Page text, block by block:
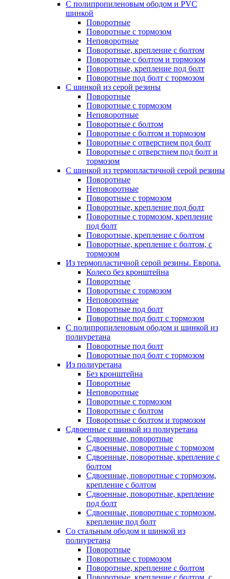
С полипропиленовым ободом и PVC
шинкой
Поворотные
Поворотные с тормозом
Неповоротные
Поворотные, крепление с болтом
Поворотные с болтом и тормозом
Поворотные, крепление под болт
Поворотные под болт с тормозом
С шинкой из серой резины
Поворотные
Поворотные с тормозом
Неповоротные
Поворотные с болтом
Поворотные с болтом и тормозом
Поворотные с отверстием под болт
Поворотные с отверстием под болт и
тормозом
C шинкой из термопластичной серой резины
Поворотные
Неповоротные
Поворотные с тормозом
Поворотные, крепление под болт
Поворотные с тормозом, крепление
под болт
Поворотные, крепление с болтом
Поворотные, крепление с болтом, с
тормозом
Из термопластичной серой резины. Европа.
Колесо без кронштейна
Поворотные
Поворотные с тормозом
Неповоротные
Поворотные под болт
Поворотные под болт с тормозом
С полипропиленовым ободом и шинкой из
полиуретана
Поворотные под болт
Поворотные под болт с тормозом
Из полиуретана
Без кронштейна
Поворотные
Неповоротные
Поворотные с тормозом
Поворотные с болтом
Поворотные с болтом и тормозом
Сдвоенные с шинкой из полиуретана
Сдвоенные, поворотные
Сдвоенные, поворотные с тормозом
Сдвоенные, поворотные, крепление с
болтом
Сдвоенные, поворотные с тормозом,
крепление с болтом
Сдвоенные, поворотные, крепление
под болт
Сдвоенные, поворотные с тормозом,
крепление под болт
Со стальным ободом и шинкой из
полиуретана
Поворотные
Поворотные с тормозом
Поворотные, крепление с болтом
Поворотные, крепление с болтом, с